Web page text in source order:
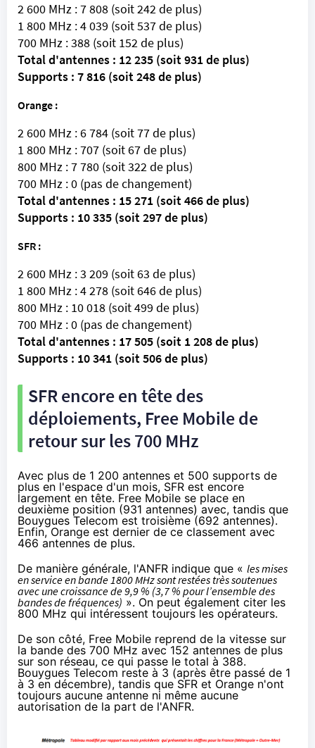
2 600 MHz : 7 808 (soit 242 de plus)
1 800 MHz : 4 039 (soit 537 de plus)
700 MHz : 388 (soit 152 de plus)
Total d'antennes : 12 235 (soit 931 de plus)
Supports : 7 816 (soit 248 de plus)
Orange :
2 600 MHz : 6 784 (soit 77 de plus)
1 800 MHz : 707 (soit 67 de plus)
800 MHz : 7 780 (soit 322 de plus)
700 MHz : 0 (pas de changement)
Total d'antennes : 15 271 (soit 466 de plus)
Supports : 10 335 (soit 297 de plus)
SFR :
2 600 MHz : 3 209 (soit 63 de plus)
1 800 MHz : 4 278 (soit 646 de plus)
800 MHz : 10 018 (soit 499 de plus)
700 MHz : 0 (pas de changement)
Total d'antennes : 17 505 (soit 1 208 de plus)
Supports : 10 341 (soit 506 de plus)
SFRencore en tête des
déploiements, Free Mobile de
retour sur les 700 MHz
Avec plus de 1 200 antennes et 500 supports de
plus en l'espace d'un mois, SFR est encore
largement en tête. Free Mobile se place en
deuxième position (931 antennes) avec, tandis que
Bouygues Telecom est troisième (692 antennes).
Enfin,Orange est dernier de ce classement avec
466 antennes de plus.
De manière générale, l'ANFR indique que « les mises
en service en bande 1800 MHz sont restées très soutenues
avec une croissance de 9,9 % (3,7 % pour l’ensemble des
bandes de fréquences) ». On peut également citer les
800 MHz qui intéressent toujours les opérateurs.
De son côté, Free Mobile reprend de la vitesse sur
la bande des 700 MHz avec 152 antennes de plus
sur son réseau, ce qui passe le total à 388.
Bouygues Telecom reste à 3 (après être passé de 1
à 3 en décembre), tandis que SFR et Orange n'ont
toujours aucune antenne ni même aucune
autorisation de la part de l'ANFR.